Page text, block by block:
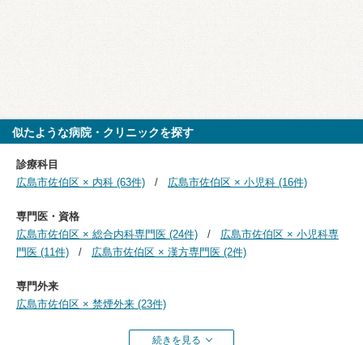
似たような病院・クリニックを探す
診療科目
広島市佐伯区 × 内科 (63件)
広島市佐伯区 × 小児科 (16件)
専門医・資格
広島市佐伯区 × 総合内科専門医 (24件)
広島市佐伯区 × 小児科専
門医 (11件)
広島市佐伯区 × 漢方専門医 (2件)
専門外来
広島市佐伯区 × 禁煙外来 (23件)
続きを見る